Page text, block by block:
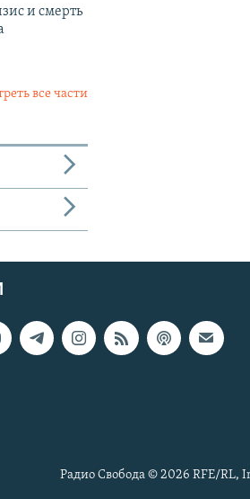
и смерть
все части
Радио Свобода © 2026 RFE/RL,